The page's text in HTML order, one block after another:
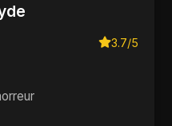
3.7/5